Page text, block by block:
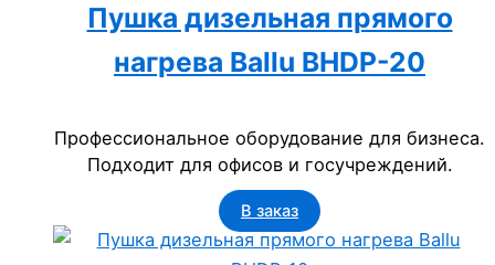
Пушка дизельная прямого
нагрева Ballu BHDP-20
Профессиональное оборудование для бизнеса.
Подходит для офисов и госучреждений.
В заказ